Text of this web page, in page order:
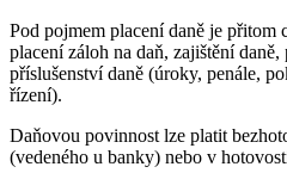
Pod pojmem placení daně je přitom
placení záloh na daň, zajištění
příslušenství daně (úroky, penále,
řízení).
Daňovou povinnost lze platit
(vedeného u banky) nebo v